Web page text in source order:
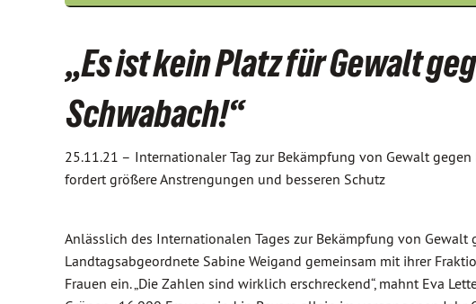
„Es ist kein Platz für Gewalt
Schwabach!“
25.11.21 – Internationaler Tag zur Bekämpfung von Gewalt
fordert größere Anstrengungen und besseren Schutz
Anlässlich des Internationalen Tages zur Bekämpfung von Gewalt
Landtagsabgeordnete Sabine Weigand gemeinsam mit ihrer
Frauen ein. „Die Zahlen sind wirklich erschreckend“, mahnt Eva